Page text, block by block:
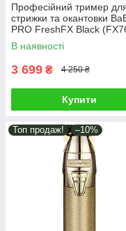
Професійний тример
стрижки та окантовки
PRO FreshFX Black
В наявності
3 699 ₴ 4 250 ₴
Купити
Топ продаж! –10%